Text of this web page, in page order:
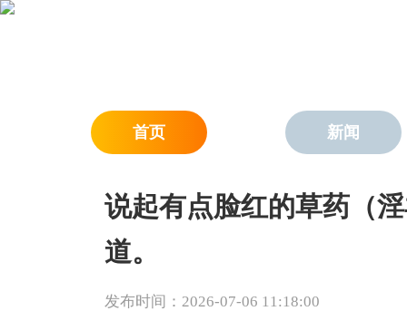
首页 新闻
说起有点脸红的草药（
道。
发布时间：2026-07-06 11:18:00